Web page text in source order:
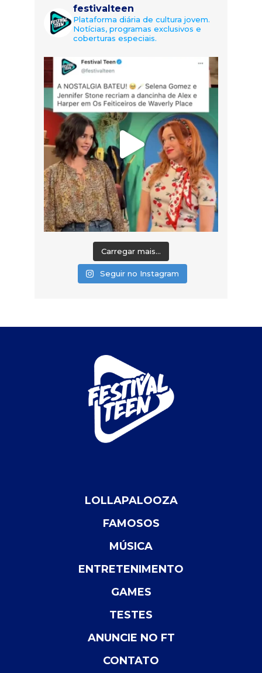
festivalteen
Plataforma diária de cultura jovem.
Notícias, programas exclusivos e
coberturas especiais.
Carregar mais...
Seguir no Instagram
LOLLAPALOOZA
FAMOSOS
MÚSICA
ENTRETENIMENTO
GAMES
TESTES
ANUNCIE NO FT
CONTATO